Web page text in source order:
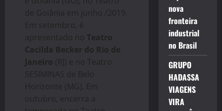
de Goiânia em junho /2019.
Em setembro, é
apresentado no Teatro
Cacilda Becker do Rio de
Janeiro (RJ) e no Teatro
SESIMINAS de Belo
Horizonte (MG). Em
outubro, encerra a
nova
fronteira
industrial
no Brasil
GRUPO
HADASSA
VIAGENS
VIRA